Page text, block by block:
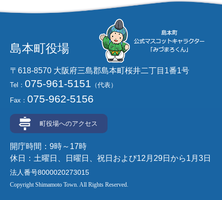
島本町役場
〒618-8570 大阪府三島郡島本町桜井二丁目1番1号
Tel： 075-961-5151 （代表）
Fax： 075-962-5156
町役場へのアクセス
開庁時間：9時～17時
休日：土曜日、日曜日、祝日および12月29日から1月3日
法人番号8000020273015
Copyright Shimamoto Town. All Rights Reserved.